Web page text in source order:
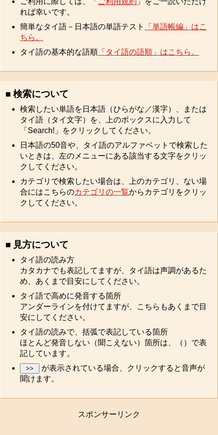
れば幸いです。
簡単なタイ語－日本語の単語テスト
「単語帳編」はこ
ちら。
タイ語の基本的な語順 「タイ語の語順」はこちら。
■ 検索について
検索したい単語を日本語（ひらがな／漢字）、または
タイ語（タイ文字）を、上のボックスに入力して
「Search!」をクリックしてください。
日本語の50音や、タイ語のアルファベットで検索した
いときは、左のメニューにある該当する文字をクリッ
クしてください。
カテゴリで検索したい場合は、上のカテゴリ、ない場
合にはこちらのカテゴリの一覧からカテゴリをクリッ
クしてください。
■ 見方について
タイ語の読み方
カタカナでも表記してますが、タイ語は声調があるた
め、あくまで目安にしてください。
タイ語で高めに発音する箇所
アンダーラインを付けてますが、こちらもあくまで目
安にしてください。
タイ語の読みで、括弧で表記している箇所
ほとんど発音しない（聞こえない）箇所は、（）で表
記しています。
が表示されている場合、クリックすると音声が
聞けます。
スポンサーリンク